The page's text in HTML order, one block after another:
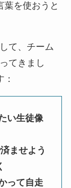
葉を使おうと
て、チーム
てきまし
い生徒像
ませよう
って自走